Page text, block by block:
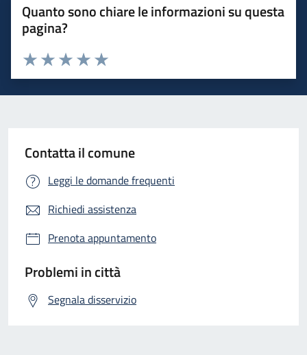
Quanto sono chiare le informazioni su questa
pagina?
Valuta 5 stelle su 5
Valuta 4 stelle su 5
Valuta 3 stelle su 5
Valuta 2 stelle su 5
Valuta 1 stelle su 5
Contatta il comune
Leggi le domande frequenti
Richiedi assistenza
Prenota appuntamento
Problemi in città
Segnala disservizio